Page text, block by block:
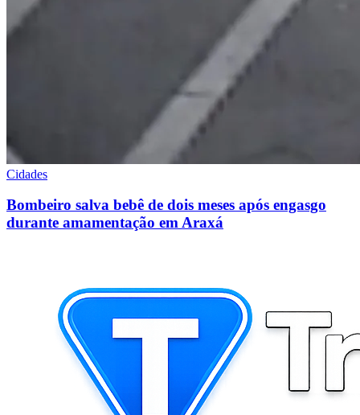
Cidades
Bombeiro salva bebê de dois meses após engasgo
durante amamentação em Araxá